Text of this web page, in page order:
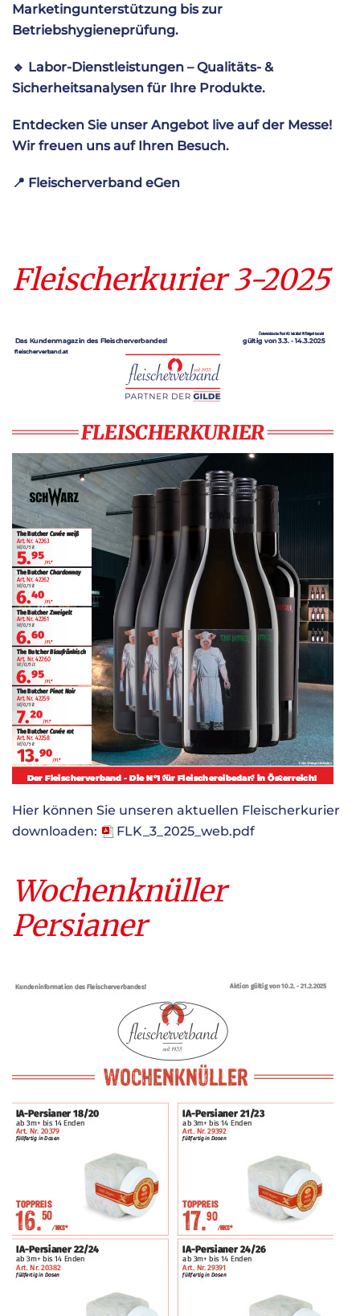
Marketingunterstützung bis zur
Betriebshygieneprüfung.
🔹 Labor-Dienstleistungen – Qualitäts- &
Sicherheitsanalysen für Ihre Produkte.
Entdecken Sie unser Angebot live auf der Messe!
Wir freuen uns auf Ihren Besuch.
📍 Fleischerverband eGen
Fleischerkurier 3-2025
Hier können Sie unseren aktuellen Fleischerkurier
downloaden:
FLK_3_2025_web.pdf
Wochenknüller
Persianer